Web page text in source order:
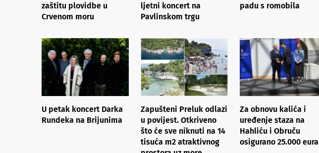
zaštitu plovidbe u
Crvenom moru
ljetni koncert na
Pavlinskom trgu
padu s romobila
U petak koncert Darka
Rundeka na Brijunima
Zapušteni Preluk odlazi
u povijest. Otkriveno
što će sve niknuti na 14
tisuća m2 atraktivnog
Za obnovu kalića i
uređenje staza na
Hahliću i Obruču
osigurano 25.000 eura